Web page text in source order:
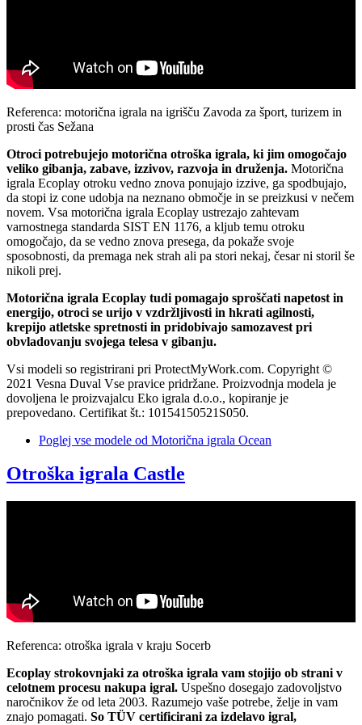
Referenca: motorična igrala na igrišču Zavoda za šport, turizem in
prosti čas Sežana
Otroci potrebujejo motorična otroška igrala, ki jim omogočajo
veliko gibanja, zabave, izzivov, razvoja in druženja. Motorična
igrala Ecoplay otroku vedno znova ponujajo izzive, ga spodbujajo,
da stopi iz cone udobja na neznano območje in se preizkusi v nečem
novem. Vsa motorična igrala Ecoplay ustrezajo zahtevam
varnostnega standarda SIST EN 1176, a kljub temu otroku
omogočajo, da se vedno znova presega, da pokaže svoje
sposobnosti, da premaga nek strah ali pa stori nekaj, česar ni storil še
nikoli prej.
Motorična igrala Ecoplay tudi pomagajo sproščati napetost in
energijo, otroci se urijo v vzdržljivosti in hkrati agilnosti,
krepijo atletske spretnosti in pridobivajo samozavest pri
obvladovanju svojega telesa v gibanju.
Vsi modeli so registrirani pri ProtectMyWork.com. Copyright ©
2021 Vesna Duval Vse pravice pridržane. Proizvodnja modela je
dovoljena le proizvajalcu Eko igrala d.o.o., kopiranje je
prepovedano. Certifikat št.: 10154150521S050.
Poglej vse modele od Motorična igrala Ocean
Otroška igrala Castle
Referenca: otroška igrala v kraju Socerb
Ecoplay strokovnjaki za otroška igrala vam stojijo ob strani v
celotnem procesu nakupa igral. Uspešno dosegajo zadovoljstvo
naročnikov že od leta 2003. Razumejo vaše potrebe, želje in vam
znajo pomagati. So TÜV certificirani za izdelavo igral,